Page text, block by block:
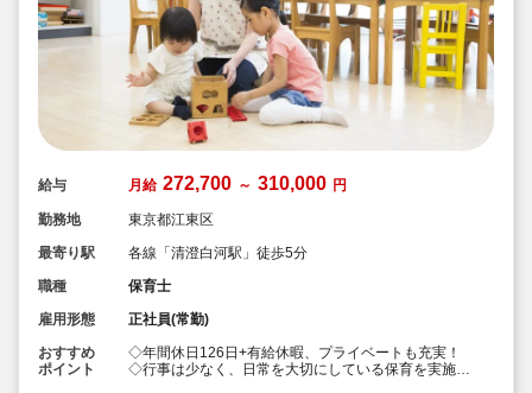
給与 月給 272,700 ～ 310,000 円
勤務地
東京都江東区
最寄り駅
各線「清澄白河駅」徒歩5分
職種
保育士
雇用形態
正社員(常勤)
おすすめ
ポイント
◇年間休日126日+有給休暇、プライベートも充実！
◇行事は少なく、日常を大切にしている保育を実施